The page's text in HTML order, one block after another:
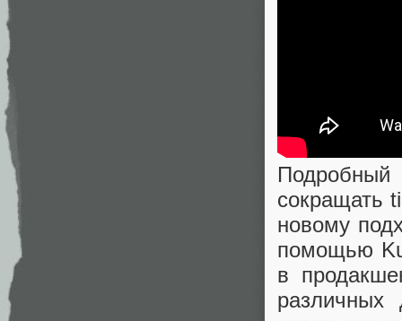
сокращать
новому
помощью
в
различных